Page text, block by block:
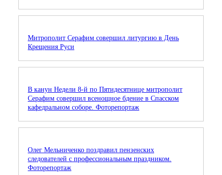
Митрополит Серафим совершил литургию в День
Крещения Руси
В канун Недели 8-й по Пятидесятнице митрополит
Серафим совершил всенощное бдение в Спасском
кафедральном соборе. Фоторепортаж
Олег Мельниченко поздравил пензенских
следователей с профессиональным праздником.
Фоторепортаж